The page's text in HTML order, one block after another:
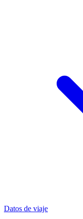
Datos de viaje